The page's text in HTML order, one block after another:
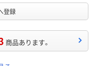
登録
商品あります。